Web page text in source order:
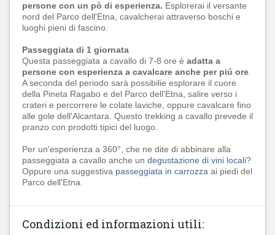
persone con un pò di esperienza. Esplorerai il versante
nord del Parco dell'Etna, cavalcherai attraverso boschi e
luoghi pieni di fascino.
Passeggiata di 1 giornata
Questa passeggiata a cavallo di 7-8 ore è adatta a
persone con esperienza a cavalcare anche per piú ore
A seconda del periodo sarà possibilie esplorare il cuore
della Pineta Ragabo e del Parco dell'Etna, salire verso i
crateri e percorrere le colate laviche, oppure cavalcare fino
alle gole dell'Alcantara. Questo trekking a cavallo prevede il
pranzo con prodotti tipici del luogo.
Per un'esperienza a 360°, che ne dite di abbinare alla
passeggiata a cavallo anche un degustazione di vini locali?
Oppure una suggestiva passeggiata in carrozza ai piedi del
Parco dell'Etna.
Condizioni ed informazioni utili: